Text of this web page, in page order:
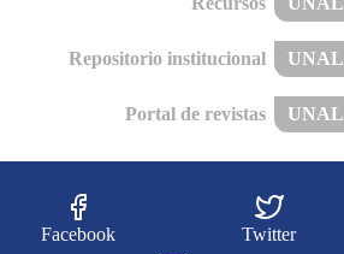
Repositorio institucional UNAL
Portal de revistas UNAL
Facebook Twitter